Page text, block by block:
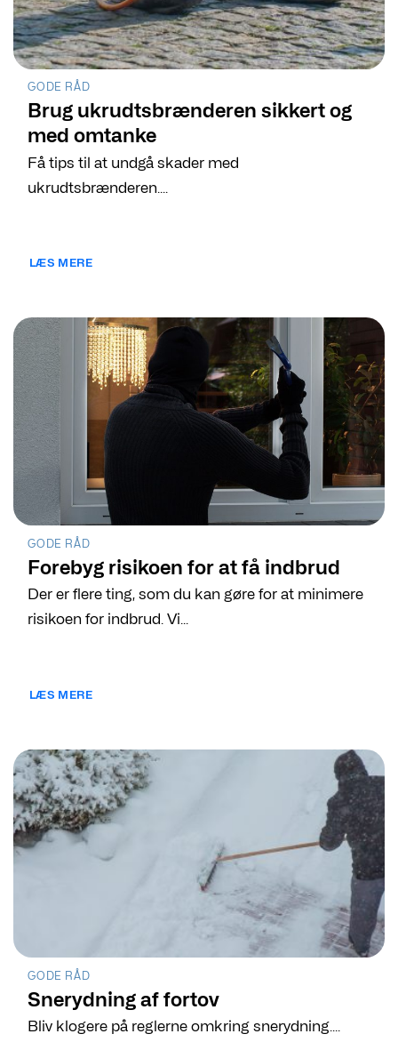
GODE RÅD
Brug ukrudtsbrænderen sikkert og
med omtanke
Få tips til at undgå skader med
ukrudtsbrænderen....
LÆS MERE
GODE RÅD
Forebyg risikoen for at få indbrud
Der er flere ting, som du kan gøre for at minimere
risikoen for indbrud. Vi...
LÆS MERE
GODE RÅD
Snerydning af fortov
Bliv klogere på reglerne omkring snerydning....